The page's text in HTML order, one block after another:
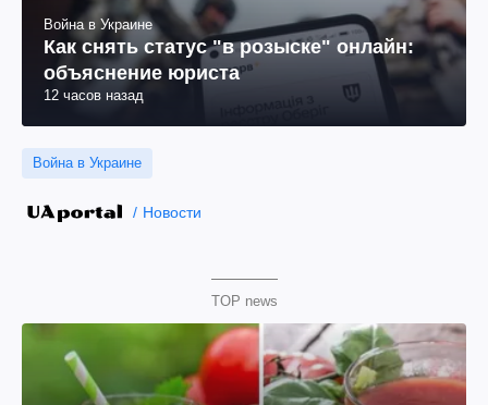
Война в Украине
Как снять статус "в розыске" онлайн:
объяснение юриста
12 часов назад
Война в Украине
Новости
TOP news